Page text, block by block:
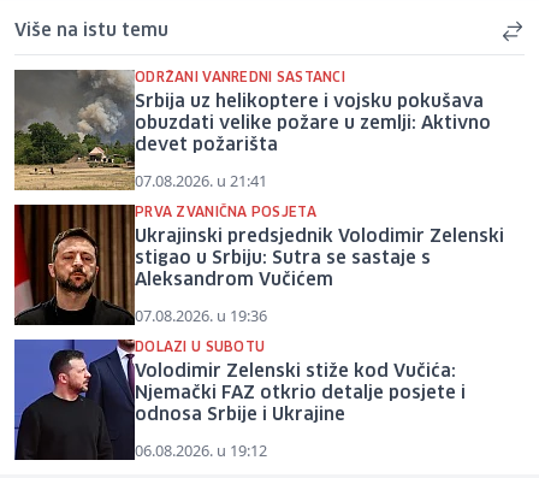
Više na istu temu
ODRŽANI VANREDNI SASTANCI
Srbija uz helikoptere i vojsku pokušava
obuzdati velike požare u zemlji: Aktivno
devet požarišta
07.08.2026. u 21:41
PRVA ZVANIČNA POSJETA
Ukrajinski predsjednik Volodimir Zelenski
stigao u Srbiju: Sutra se sastaje s
Aleksandrom Vučićem
07.08.2026. u 19:36
DOLAZI U SUBOTU
Volodimir Zelenski stiže kod Vučića:
Njemački FAZ otkrio detalje posjete i
odnosa Srbije i Ukrajine
06.08.2026. u 19:12